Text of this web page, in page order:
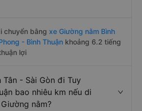
chuyển bằng xe Giường nằm Bình
- Bình Thuận khoảng 6.2 tiếng
lợi
Tân - Sài Gòn đi Tuy
bao nhiêu km nếu di
nằm?